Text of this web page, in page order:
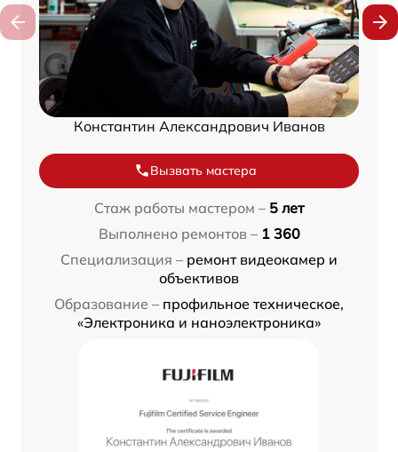
Константин Александрович Иванов
Вызвать мастера
Стаж работы мастером – 5 лет
Выполнено ремонтов – 1 360
Специализация – ремонт видеокамер и
объективов
Образование – профильное техническое,
«Электроника и наноэлектроника»